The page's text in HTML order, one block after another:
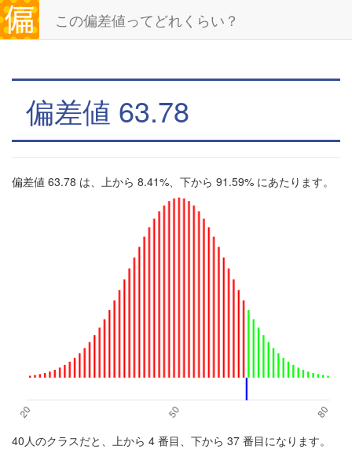
この偏差値ってどれくらい？
偏差値 63.78
偏差値 63.78 は、上から 8.41%、下から 91.59% にあたります。
40人のクラスだと、上から 4 番目、下から 37 番目になります。